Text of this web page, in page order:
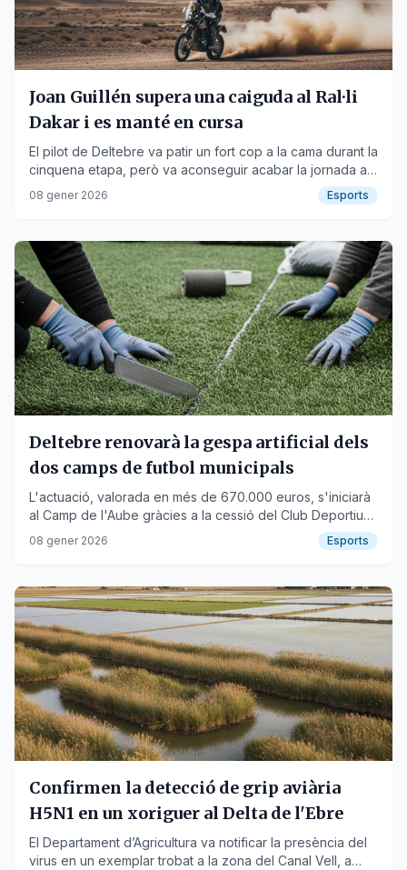
Joan Guillén supera una caiguda al Ral·li
Dakar i es manté en cursa
El pilot de Deltebre va patir un fort cop a la cama durant la
cinquena etapa, però va aconseguir acabar la jornada a
Alula.
08 gener 2026 Esports
Deltebre renovarà la gespa artificial dels
dos camps de futbol municipals
L'actuació, valorada en més de 670.000 euros, s'iniciarà
al Camp de l'Aube gràcies a la cessió del Club Deportiu
de La Cava.
08 gener 2026 Esports
Confirmen la detecció de grip aviària
H5N1 en un xoriguer al Delta de l'Ebre
El Departament d’Agricultura va notificar la presència del
virus en un exemplar trobat a la zona del Canal Vell, a